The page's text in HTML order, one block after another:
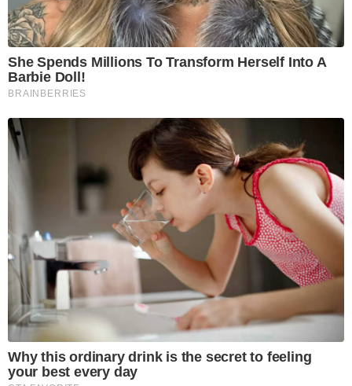
She Spends Millions To Transform Herself Into A
Barbie Doll!
BRAINBERRIES
Why this ordinary drink is the secret to feeling
your best every day